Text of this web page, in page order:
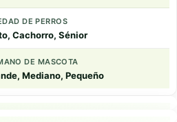
DE PERROS
Cachorro, Sénior
DE MASCOTA
Mediano, Pequeño